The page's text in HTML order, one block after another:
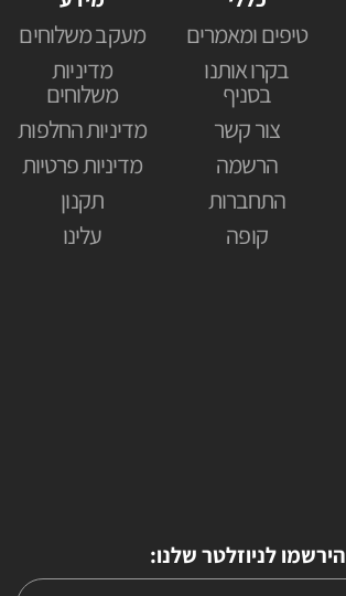
טיפים ומאמרים
בקרו אותנו
בסניף
צור קשר
הרשמה
התחברות
קופה
מעקב משלוחים
מדיניות
משלוחים
מדיניות החלפות
מדיניות פרטיות
תקנון
עלינו
הירשמו לניוזלטר שלנו: